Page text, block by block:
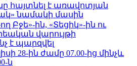
հայտնել է առավոտյան
նամակի մասին
Բջե»-ին, «Տեցիկ»-ին ու
վարույթի
է պարզվել
28-ին ժամը 07.00-ից մինչև
ն